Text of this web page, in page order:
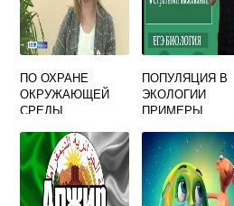
ПО ОХРАНЕ
ОКРУЖАЮЩЕЙ
СРЕДЫ
ПОПУЛЯЦИЯ В
ЭКОЛОГИИ
ПРИМЕРЫ